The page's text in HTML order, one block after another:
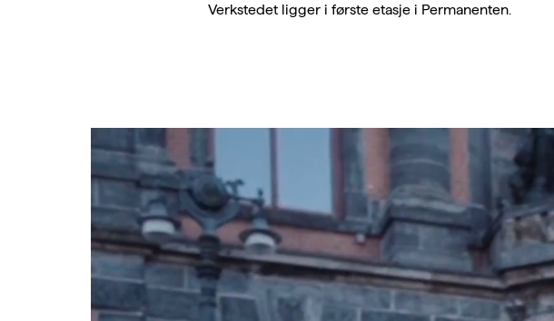
Verkstedet ligger i første etasje i Permanenten.